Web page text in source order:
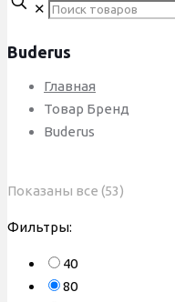
✕
Buderus
Главная
Товар Бренд
Buderus
Показаны все (53)
Фильтры:
40
80